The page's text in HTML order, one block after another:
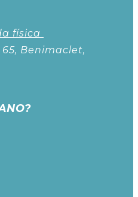
física
Benimaclet,